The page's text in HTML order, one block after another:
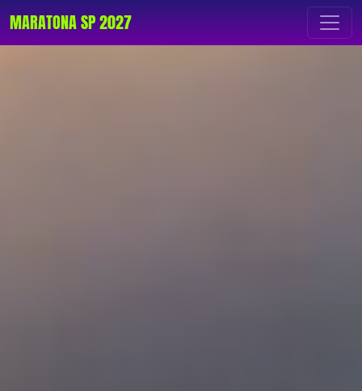
MARATONA SP 2027